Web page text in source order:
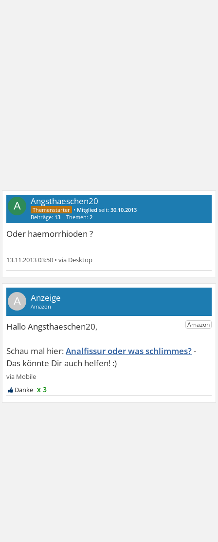
A Angsthaeschen20
• Mitglied seit:30.10.2013
Beiträge: 13 Themen:2
Oder haemorrhioden ?
13.11.2013 03:50 •
A
Analfissur oder was schlimmes?
x 3